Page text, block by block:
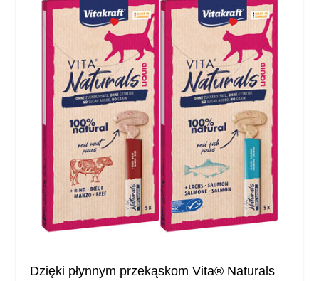
Dzięki płynnym przekąskom Vita® Naturals